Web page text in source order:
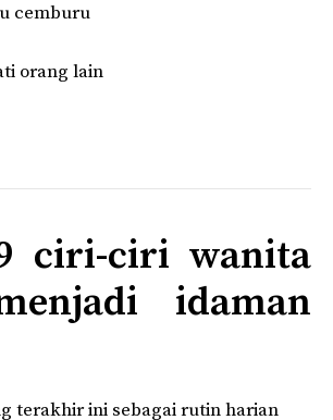
cemburu
orang lain
ciri-ciri wanita
idaman
terakhir ini sebagai rutin harian